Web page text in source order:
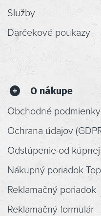
Služby
Darčekové poukazy
O nákupe
Obchodné podmienky
Ochrana údajov
Odstúpenie od
Nákupný poriadok
Reklamačný poriadok
Reklamačný formulár